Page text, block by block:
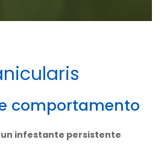
comportamento
un infestante persistente